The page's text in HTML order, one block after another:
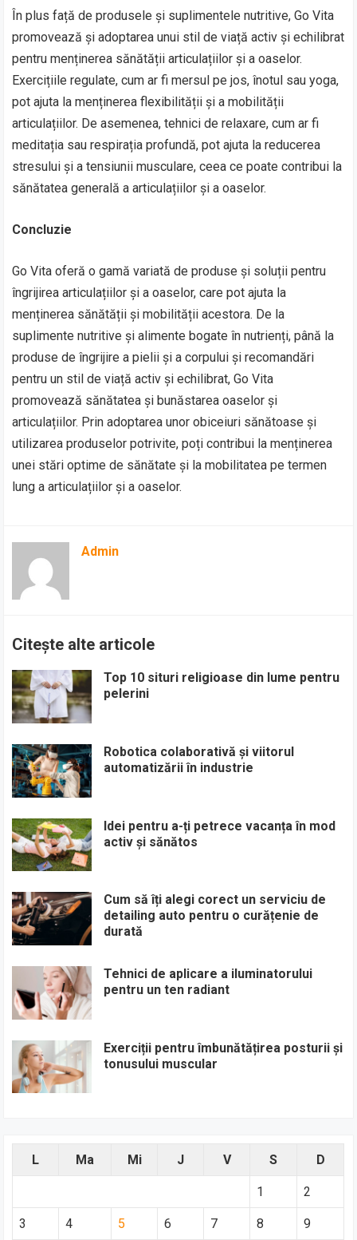
În plus față de produsele și suplimentele nutritive, Go Vita
promovează și adoptarea unui stil de viață activ și echilibrat
pentru menținerea sănătății articulațiilor și a oaselor.
Exercițiile regulate, cum ar fi mersul pe jos, înotul sau yoga,
pot ajuta la menținerea flexibilității și a mobilității
articulațiilor. De asemenea, tehnici de relaxare, cum ar fi
meditația sau respirația profundă, pot ajuta la reducerea
stresului și a tensiunii musculare, ceea ce poate contribui la
sănătatea generală a articulațiilor și a oaselor.
Concluzie
Go Vita oferă o gamă variată de produse și soluții pentru
îngrijirea articulațiilor și a oaselor, care pot ajuta la
menținerea sănătății și mobilității acestora. De la
suplimente nutritive și alimente bogate în nutrienți, până la
produse de îngrijire a pielii și a corpului și recomandări
pentru un stil de viață activ și echilibrat, Go Vita
promovează sănătatea și bunăstarea oaselor și
articulațiilor. Prin adoptarea unor obiceiuri sănătoase și
utilizarea produselor potrivite, poți contribui la menținerea
unei stări optime de sănătate și la mobilitatea pe termen
lung a articulațiilor și a oaselor.
Admin
Citește alte articole
Top 10 situri religioase din lume pentru
pelerini
Robotica colaborativă și viitorul
automatizării în industrie
Idei pentru a-ți petrece vacanța în mod
activ și sănătos
Cum să îți alegi corect un serviciu de
detailing auto pentru o curățenie de
durată
Tehnici de aplicare a iluminatorului
pentru un ten radiant
Exerciții pentru îmbunătățirea posturii și
tonusului muscular
L Ma Mi J V S D
1 2
3 4 5 6 7 8 9